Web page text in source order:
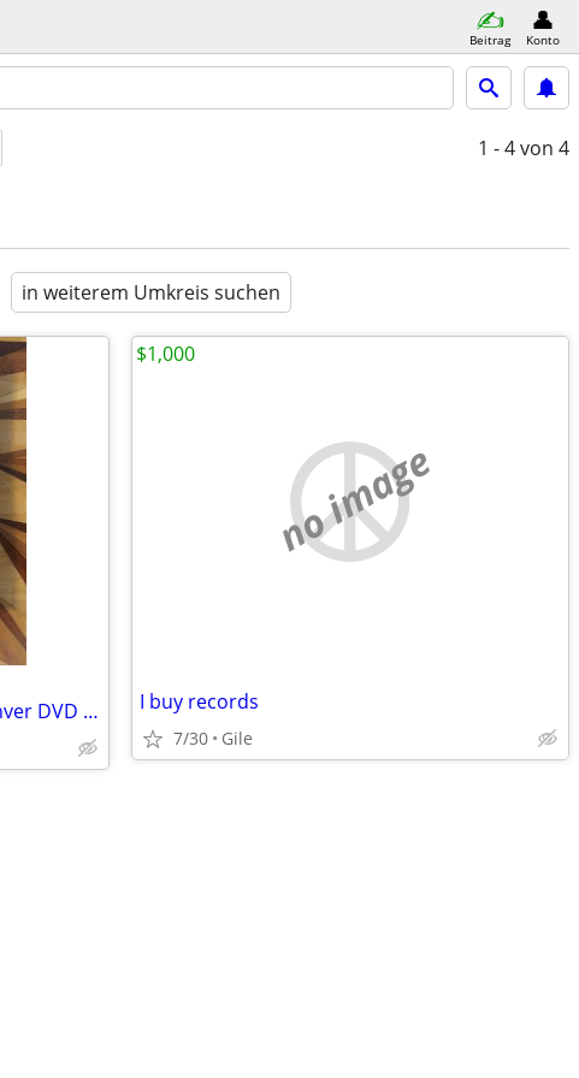
Beitrag Konto
1 - 4von 4
in weiterem Umkreis suchen
Providence, Geneen Roth, John Denver DVD collections
no image
I buy records
7/30 Gile
$1,000